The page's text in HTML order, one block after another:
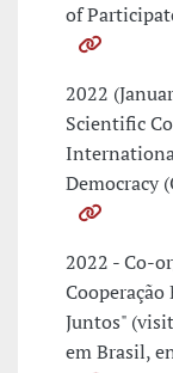
of
2022
Scientific
Democracy
2022 - Co-
Juntos"
em Brasil,